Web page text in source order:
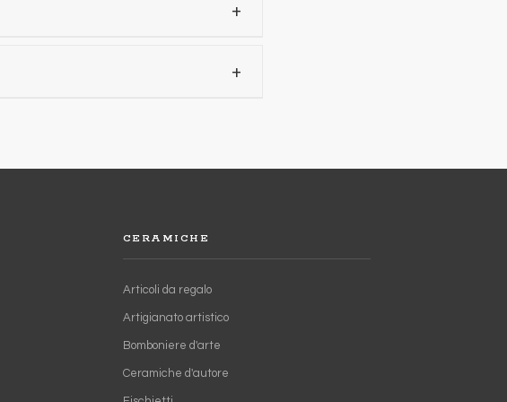
+
+
CERAMICHE
Articoli da regalo
Artigianato artistico
Bomboniere d'arte
Ceramiche d'autore